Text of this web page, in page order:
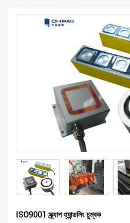
ISO9001 স্ক্র্যাপ হ্যান্ডলিং চুম্বক